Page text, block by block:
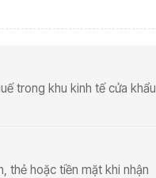
trong khu kinh tế cửa khẩu
thẻ hoặc tiền mặt khi nhận